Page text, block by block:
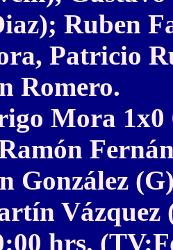
Ruben
Patricio
Romero.
Mora 1x0
González
Vázquez
hrs.